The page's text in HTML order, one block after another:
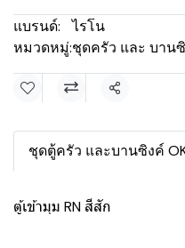
แบรนด์:
ไรโน
หมวดหมู่:ชุดครัว และ บาน
แชร์
ชุดตู้ครัว และบานซิงค์
ตู้เข้ามุม RN สีสัก